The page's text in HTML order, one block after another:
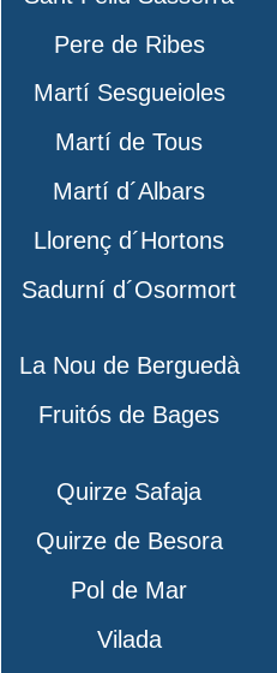
Pere de Ribes
Martí Sesgueioles
Martí de Tous
Martí d´Albars
Llorenç d´Hortons
Sadurní d´Osormort
La Nou de Berguedà
Fruitós de Bages
Quirze Safaja
Quirze de Besora
Pol de Mar
Vilada